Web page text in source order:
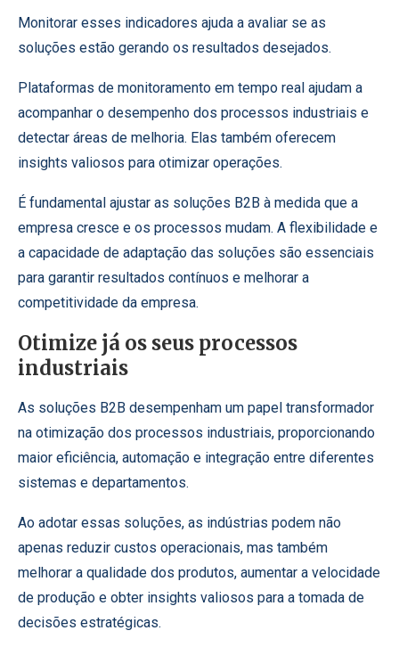
Monitorar esses indicadores ajuda a avaliar se as
soluções estão gerando os resultados desejados.
Plataformas de monitoramento em tempo real ajudam a
acompanhar o desempenho dos processos industriais e
detectar áreas de melhoria. Elas também oferecem
insights valiosos para otimizar operações.
É fundamental ajustar as soluções B2B à medida que a
empresa cresce e os processos mudam. A flexibilidade e
a capacidade de adaptação das soluções são essenciais
para garantir resultados contínuos e melhorar a
competitividade da empresa.
Otimize já os seus processos
industriais
As soluções B2B desempenham um papel transformador
na otimização dos processos industriais, proporcionando
maior eficiência, automação e integração entre diferentes
sistemas e departamentos.
Ao adotar essas soluções, as indústrias podem não
apenas reduzir custos operacionais, mas também
melhorar a qualidade dos produtos, aumentar a velocidade
de produção e obter insights valiosos para a tomada de
decisões estratégicas.